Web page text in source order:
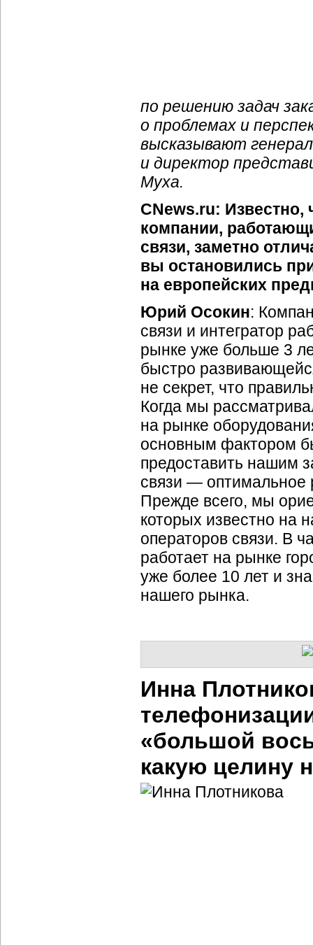
по решению задач
о проблемах и
высказывают
и директор
Муха.
CNews.ru: Известно,
компании,
связи, заметно
вы остановились
на европейских
Юрий Осокин:
связи и интегратор
рынке уже больше 3
быстро
не секрет, что
Когда мы
на рынке
основным фактором
предоставить нашим
связи — оптимальное
Прежде всего, мы
которых известно на
операторов связи. В
работает на рынке
уже более 10 лет и
нашего рынка.
Инна
«большой
какую целину